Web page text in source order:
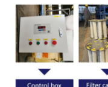
プ
ラ
イ